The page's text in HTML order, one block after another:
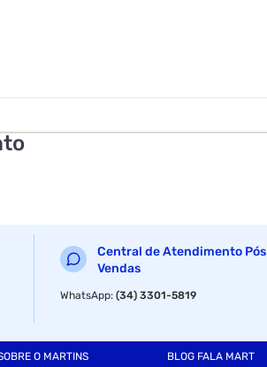
Central de Atendimento Pós
Vendas
WhatsApp:(34) 3301-5819
O MARTINS BLOG FALA MART